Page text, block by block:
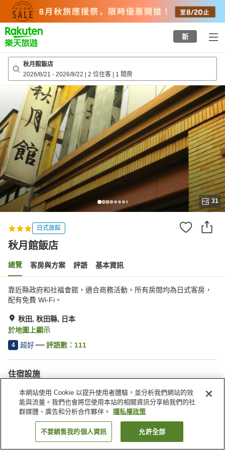
top
page
新
秋月館飯店
2026/8/21 - 2026/8/22 | 2 位住客 | 1 間房
31
日式旅館
秋月館飯店
總覽 客房與方案 評語 基本資訊
靠近縣政府和社福會館，適合商務活動。所有房間均為日式客房，
配有免費 Wi-Fi。
秋田, 秋田縣, 日本
於地圖上顯示
4 超好 評語數： 111
住宿設施
停車場
自動販賣機
會議室
宴會廳
找客房
本網站使用 Cookie 以提升使用者體驗，並分析我們網站的效
能與流量。我們也會將您使用本站的相關資訊分享給我們的社
群媒體、廣告和分析合作夥伴。
隱私權政策
不要銷售我的個人資訊 允許全部